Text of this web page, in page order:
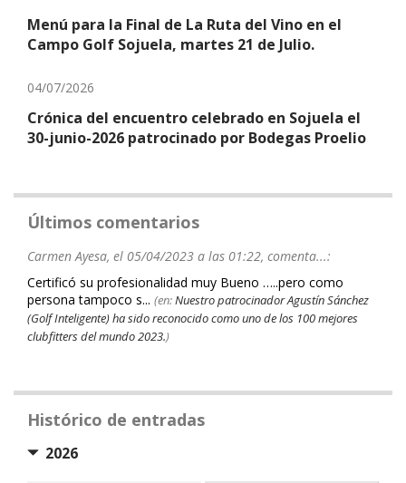
Menú para la Final de La Ruta del Vino en el
Campo Golf Sojuela, martes 21 de Julio.
04/07/2026
Crónica del encuentro celebrado en Sojuela el
30-junio-2026 patrocinado por Bodegas Proelio
Últimos comentarios
Carmen Ayesa, el 05/04/2023 a las 01:22, comenta...:
Certificó su profesionalidad muy Bueno …..pero como
persona tampoco s... (en:Nuestro patrocinador Agustín Sánchez
(Golf Inteligente) ha sido reconocido como uno de los 100 mejores
clubfitters del mundo 2023.)
Histórico de entradas
2026